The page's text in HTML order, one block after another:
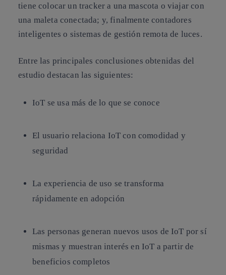
tiene colocar un tracker a una mascota o viajar con
una maleta conectada; y, finalmente contadores
inteligentes o sistemas de gestión remota de luces.
Entre las principales conclusiones obtenidas del
estudio destacan las siguientes:
IoT se usa más de lo que se conoce
El usuario relaciona IoT con comodidad y
seguridad
La experiencia de uso se transforma
rápidamente en adopción
Las personas generan nuevos usos de IoT por sí
mismas y muestran interés en IoT a partir de
beneficios completos